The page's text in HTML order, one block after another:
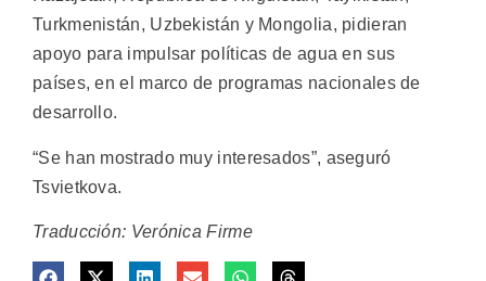
Turkmenistán, Uzbekistán y Mongolia, pidieran
apoyo para impulsar políticas de agua en sus
países, en el marco de programas nacionales de
desarrollo.
“Se han mostrado muy interesados”, aseguró
Tsvietkova.
Traducción: Verónica Firme